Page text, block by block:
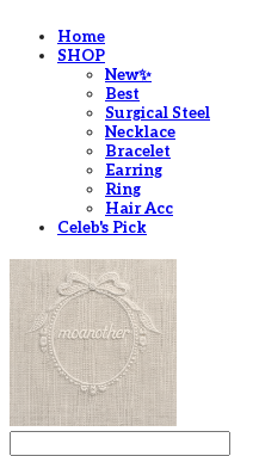
Home
SHOP
New✨
Best
Surgical Steel
Necklace
Bracelet
Earring
Ring
Hair Acc
Celeb's Pick